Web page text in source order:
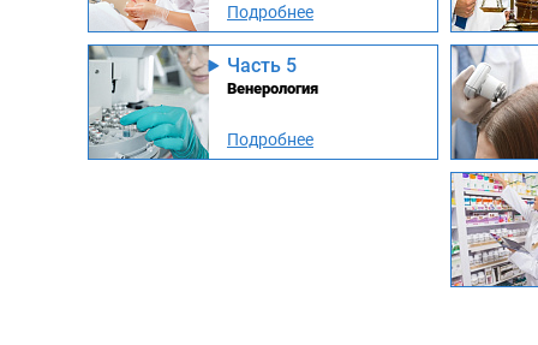
Подробнее
Часть 5
Венерология
Подробнее